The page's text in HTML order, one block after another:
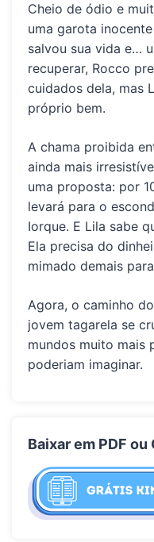
Cheio de ódio e
uma garota
salvou sua vida e…
recuperar, Rocco
cuidados dela, mas
próprio bem.
A chama proibida
ainda mais
uma proposta: por
levará para o
Iorque. E Lila sabe
Ela precisa do
mimado demais
Agora, o caminho
jovem tagarela se
mundos muito mais
poderiam imaginar.
Baixar em PDF ou